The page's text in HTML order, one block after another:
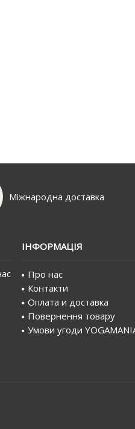
Міжнародна доставка
IНФОРМАЦIЯ
Про нас
Контакти
Оплата и доставка
Повернення товару
Умови угоди